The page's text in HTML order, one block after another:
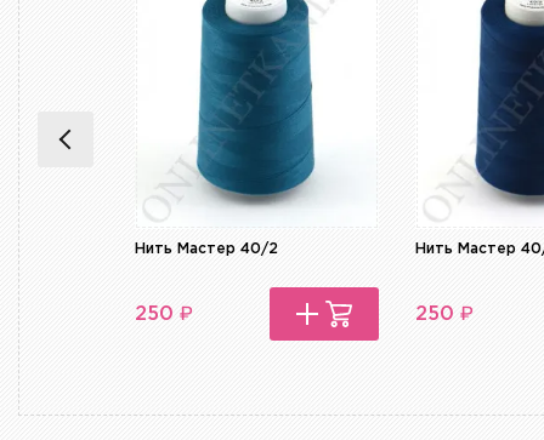
Нить Мастер 40/2
250 ₽
Нить Мастер
250 ₽